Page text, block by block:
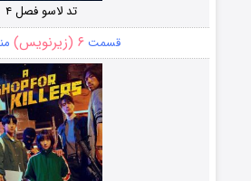
تد لاسو فصل ۴
قسمت ۶ (زیرنویس)